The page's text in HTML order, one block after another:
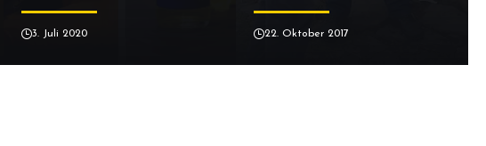
3. Juli 2020 22. Oktober 2017